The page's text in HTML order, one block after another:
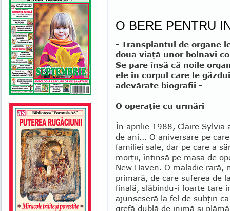
O BERE PENTRU
- Transplantul de organe
doua viaţă unor bolnavi
Se pare însă că noile
ele în corpul care le
adevărate biografii -
O operaţie cu urmări
În aprilie 1988, Claire Sylvia
de ani... O aniversare pe
familiei sale, dar pe care a
morţii, întinsă pe masa de
New Haven. O maladie
primară, de care suferea de
finală, slăbindu-i foarte tare
ajunseseră la fel de subţiri
grefă dublă de inimă şi